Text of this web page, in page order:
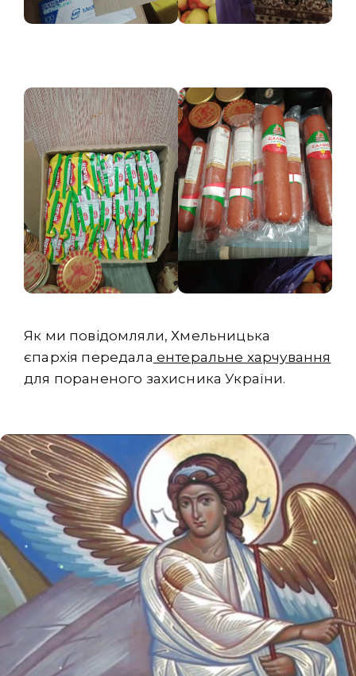
Як ми повідомляли, Хмельницька
єпархія передала ентеральне харчування
для пораненого захисника України.